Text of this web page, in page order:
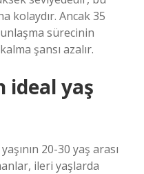
kolaydır. Ancak 35
sürecinin
şansı azalır.
ideal yaş
20-30 yaş arası
ileri yaşlarda